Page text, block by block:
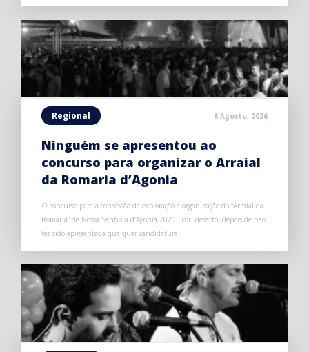
Regional 6 Agosto, 2026
Ninguém se apresentou ao
concurso para organizar o Arraial
da Romaria d’Agonia
O concurso para a concessão da exploração e organização do “Arraial da
Romaria” de Nossa Senhora d’Agonia 2026 ficou deserto, depois de não
ter sido apresentada qualquer candidatura.